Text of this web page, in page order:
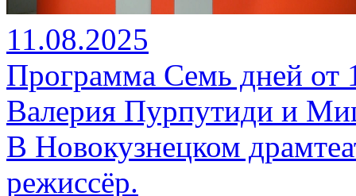
11.08.2025
Программа Семь дней от
Валерия Пурпутиди и
В Новокузнецком
режиссёр.